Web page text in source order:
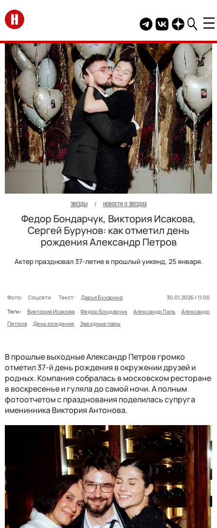
Перейти на главную
Telegram канал
Группа HELLO
Канал
ЗВЕЗДЫ / НОВОСТИ О ЗВЕЗДАХ
Федор Бондарчук, Виктория Исакова,
Сергей Бурунов: как отметил день
рождения Александр Петров
Актер праздновал 37-летие в прошлый уикенд, 25 января.
Фото: Соцсети Текст: Дарья Бухарина
30.01.2026 / 11:00
Теги:
Виктория Исакова Федор Бондарчук Александр Паль
Александр
Петров
День рождения Звездные пары
В прошлые выходные Александр Петров громко
отметил 37-й день рождения в окружении друзей и
родных. Компания собралась в московском ресторане
в воскресенье и гуляла до самой ночи. А полным
фотоотчетом с празднования поделилась супруга
именинника Виктория Антонова.